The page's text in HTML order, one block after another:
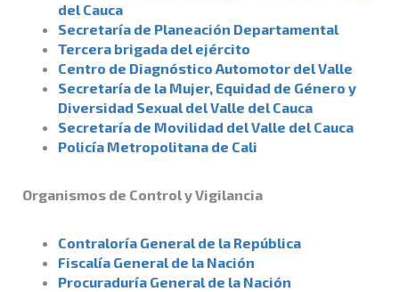
del Cauca
Secretaría de Planeación Departamental
Tercera brigada del ejército
Centro de Diagnóstico Automotor del Valle
Secretaría de la Mujer, Equidad de Género y
Diversidad Sexual del Valle del Cauca
Secretaría de Movilidad del Valle del Cauca
Policía Metropolitana de Cali
Organismos de Control y Vigilancia
Contraloría General de la República
Fiscalía General de la Nación
Procuraduría General de la Nación